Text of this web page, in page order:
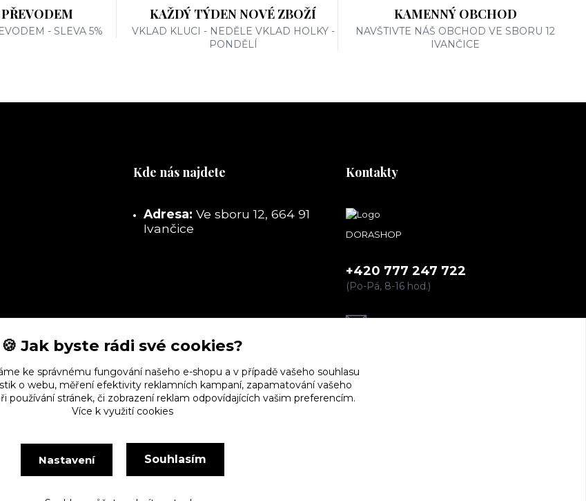
- SLEVA 5%
KAŽDÝ TÝDEN NOVÉ ZBOŽÍ
VKLAD KLUCI - NEDĚLE VKLAD HOLKY -
PONDĚLÍ
KAMENNÝ OBCHOD
NAVŠTIVTE NÁŠ OBCHOD VE SBORU 12
IVANČICE
Kde nás najdete
Adresa: Ve sboru 12, 664 91
Ivančice
Kontakty
DORASHOP
+420 777 247 722
(Po-Pá, 8-16 hod.)
dorashopp@seznam.cz
🍪 Jak byste rádi své cookies?
ke správnému fungování našeho e-shopu a v případě vašeho souhlasu
o webu, měření efektivity reklamních kampaní, zapamatování vašeho
používání stránek, či zobrazení reklam odpovídajících vašim preferencím.
Více k využití cookies
Nastavení Souhlasím